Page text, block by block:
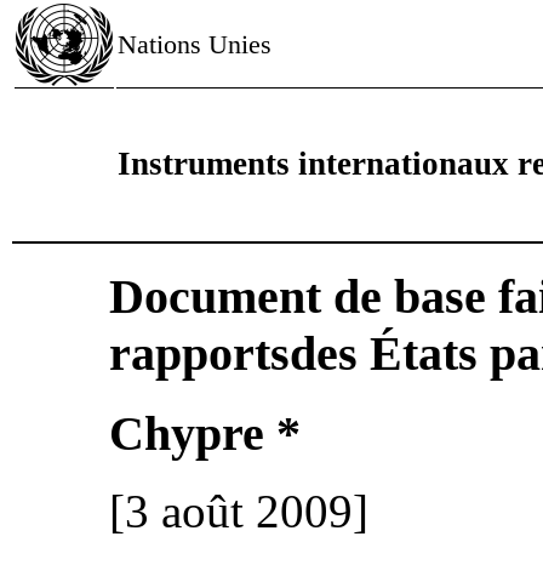
Nations Unies
Instruments internationaux
Document de base
rapportsdes États
Chypre *
[3 août 2009]